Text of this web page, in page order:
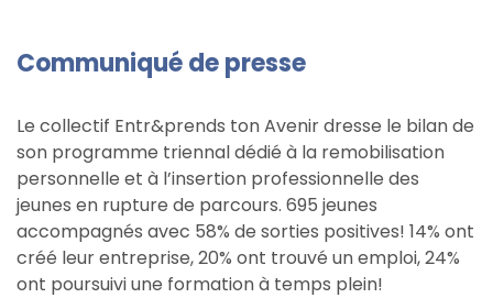
Communiqué de presse
Le collectif Entr&prends ton Avenir dresse le bilan de
son programme triennal dédié à la remobilisation
personnelle et à l’insertion professionnelle des
jeunes en rupture de parcours. 695 jeunes
accompagnés avec 58% de sorties positives! 14% ont
créé leur entreprise, 20% ont trouvé un emploi, 24%
ont poursuivi une formation à temps plein!